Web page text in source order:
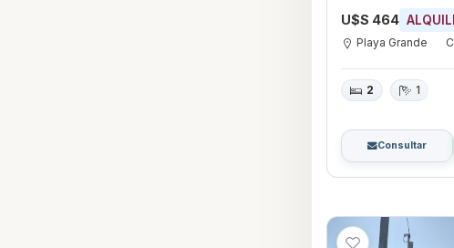
U$S 464
Playa Grande
2 1
Consultar